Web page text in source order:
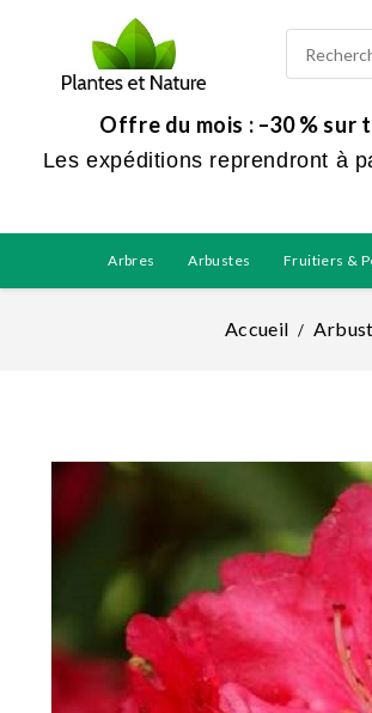
Offre du mois : –30 %
Les expéditions reprendront à
Arbres Arbustes Fruitiers &
Accueil